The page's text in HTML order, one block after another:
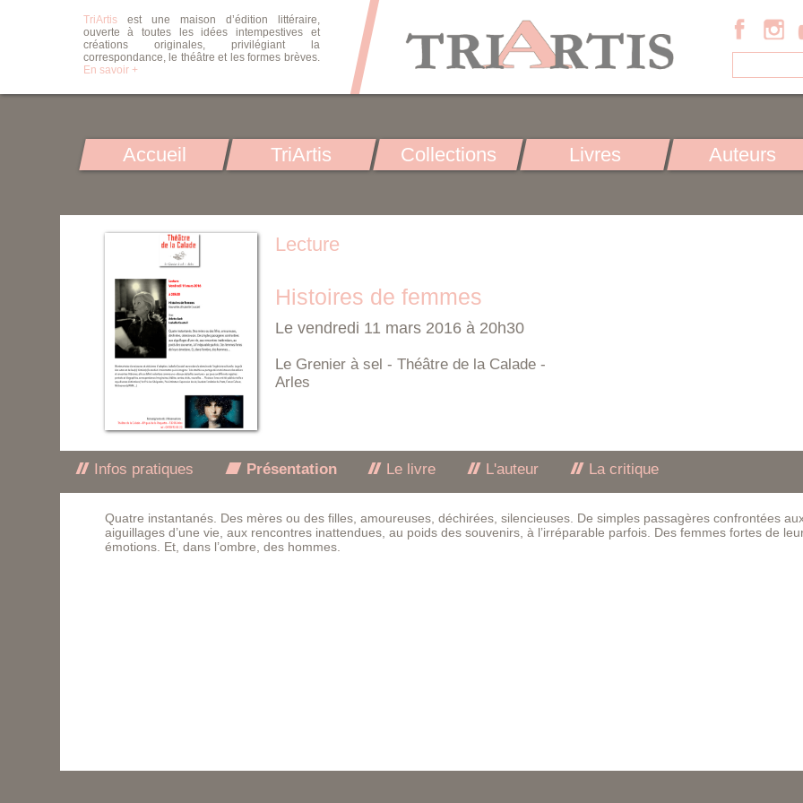
TriArtisest une maison d’édition littéraire,
ouverte à toutes les idées intempestives et
créations originales, privilégiant la
correspondance, le théâtre et les formes brèves.
En savoir +
Accueil TriArtis Collections Livres Auteurs
Lecture
Histoires de femmes
Le vendredi 11 mars 2016 à 20h30
Le Grenier à sel - Théâtre de la Calade -
Arles
Infos pratiques Présentation Le livre L'auteur La critique
Quatre instantanés. Des mères ou des filles, amoureuses, déchirées, silencieuses. De simples passagères confrontées
aiguillages d’une vie, aux rencontres inattendues, au poids des souvenirs, à l’irréparable parfois. Des femmes fortes de
émotions. Et, dans l’ombre, des hommes.